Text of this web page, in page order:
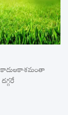
కాదుఆకాశమంతా